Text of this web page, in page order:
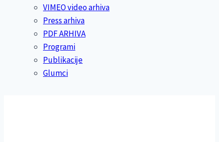
VIMEO video arhiva
Press arhiva
PDF ARHIVA
Programi
Publikacije
Glumci